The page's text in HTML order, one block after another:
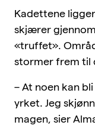
Kadettene
skjærer
«truffet».
stormer frem til
– At noen kan
yrket. Jeg
magen, sier